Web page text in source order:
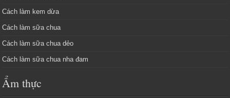
Cách làm kem dừa
Cách làm sữa chua
Cách làm sữa chua dẻo
Cách làm sữa chua nha đam
Ẩm thực